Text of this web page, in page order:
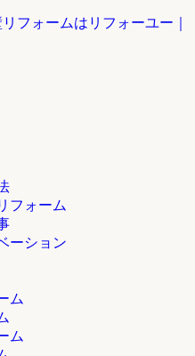
フォーム
ーション
ム
ム